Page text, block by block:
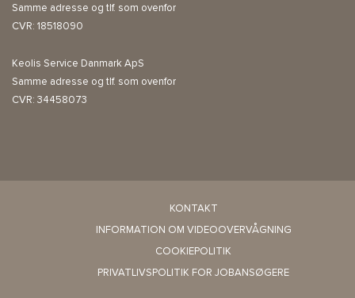
Samme adresse og tlf. som ovenfor
CVR: 18518090
Keolis Service Danmark ApS
Samme adresse og tlf. som ovenfor
CVR: 34458073
KONTAKT
INFORMATION OM VIDEOOVERVÅGNING
COOKIEPOLITIK
PRIVATLIVSPOLITIK FOR JOBANSØGERE